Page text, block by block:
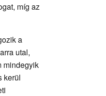
míg az
a
utal,
mindegyik
kerül